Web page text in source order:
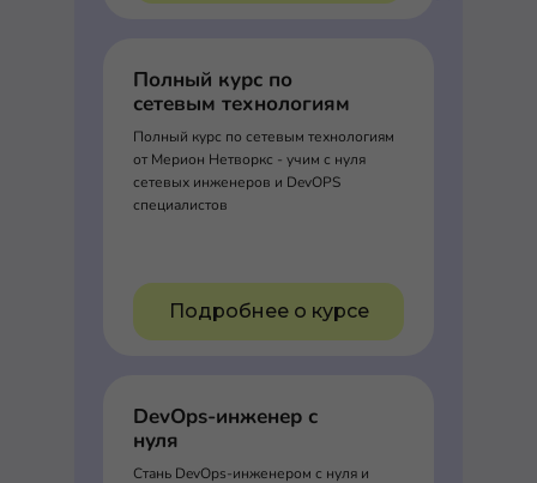
Полный курс по
сетевым технологиям
Полный курс по сетевым технологиям
от Мерион Нетворкс - учим с нуля
сетевых инженеров и DevOPS
специалистов
Подробнее о курсе
DevOps-инженер с
нуля
Стань DevOps-инженером с нуля и